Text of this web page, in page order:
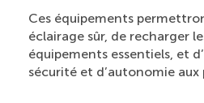
Ces équipements
éclairage sûr, de recharger
équipements essentiels, et
sécurité et d’autonomie aux